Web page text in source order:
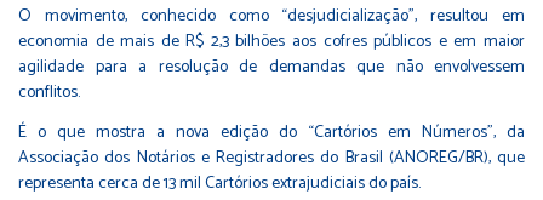
O movimento, conhecido como “desjudicialização”, resultou em
economia de mais de R$ 2,3 bilhões aos cofres públicos e em maior
agilidade para a resolução de demandas que não envolvessem
conflitos.
É o que mostra a nova edição do “Cartórios em Números”, da
Associação dos Notários e Registradores do Brasil (ANOREG/BR), que
representa cerca de 13 mil Cartórios extrajudiciais do país.